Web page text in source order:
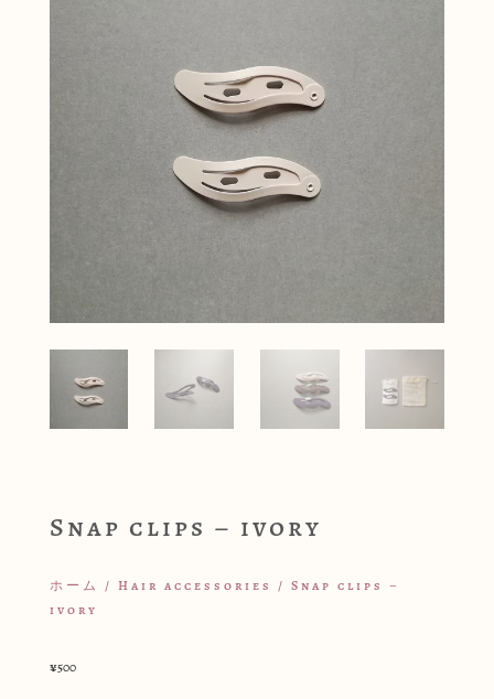
Snap clips – ivory
ホーム / Hair accessories
/ Snap clips –
ivory
¥500